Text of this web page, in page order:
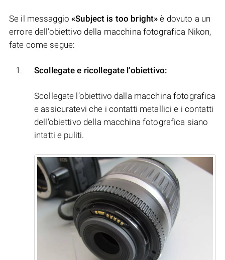
Se il messaggio«Subject is too bright» è dovuto a un
errore dell’obiettivo della macchina fotografica Nikon,
fate come segue:
Scollegate e ricollegate l’obiettivo:
Scollegate l’obiettivo dalla macchina fotografica
e assicuratevi che i contatti metallici e i contatti
dell'obiettivo della macchina fotografica siano
intatti e puliti.